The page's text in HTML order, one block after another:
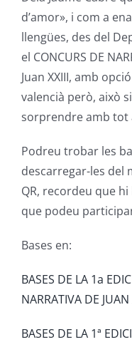
d’amor», i com a
llengües, des del
el CONCURS DE
Juan XXIII, amb
valencià però, això
sorprendre amb tot
Podreu trobar les
descarregar-les del
QR, recordeu que
que podeu
Bases en:
BASES DE LA 1a
NARRATIVA DE JUAN
BASES DE LA 1ª